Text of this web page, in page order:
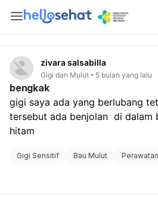
zivara salsabilla
Gigi dan Mulut 5 bulan yang lalu
bengkak
gigi saya ada yang berlubang
tersebut ada benjolan  di dalam
hitam
Gigi Sensitif Bau Mulut